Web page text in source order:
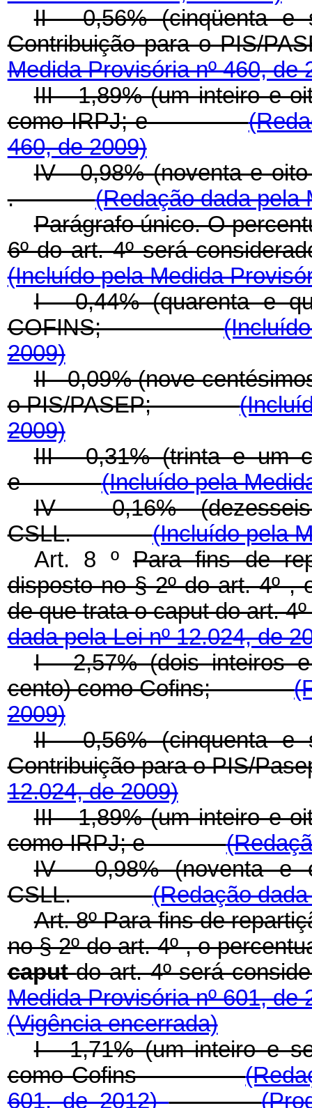
II - 0,56% (cinqüenta e
Contribuição para o
Medida Provisória nº 460, de
III - 1,89% (um inteiro e
como IRPJ; e
460, de 2009)
IV - 0,98% (noventa e
.(Redação dada pela
Parágrafo único. O
6º do art. 4º será
(Incluído pela Medida
I - 0,44% (quarenta e
COFINS;
2009)
II - 0,09% (nove
o PIS/PASEP;
2009)
III - 0,31% (trinta e um
e(Incluído pela
IV - 0,16%
CSLL.(Incluído pela
Art. 8 º Para fins de
disposto no § 2º do art. 4º ,
de que trata ocaputdo art.
dada pela Lei nº 12.024, de
I - 2,57% (dois inteiros
cento) como Cofins;
2009)
II - 0,56% (cinquenta e
Contribuição para o
12.024, de 2009)
III - 1,89% (um inteiro e
como IRPJ; e
IV - 0,98% (noventa e
CSLL.(Redação
Art. 8º Para fins de
no § 2º do art. 4º , o
caputdo art. 4º será
Medida Provisória nº 601, de
(Vigência encerrada)
I - 1,71% (um inteiro e
como Cofins
601, de 2012)